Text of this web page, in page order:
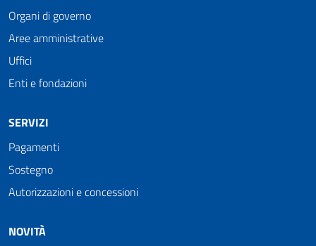
Organi di governo
Aree amministrative
Uffici
Enti e fondazioni
SERVIZI
Pagamenti
Sostegno
Autorizzazioni e concessioni
NOVITÀ